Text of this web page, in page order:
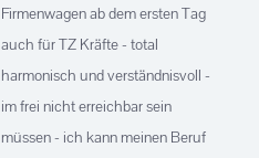
Firmenwagen ab dem ersten Tag
auch für TZ Kräfte - total
harmonisch und verständnisvoll -
im frei nicht erreichbar sein
müssen - ich kann meinen Beruf